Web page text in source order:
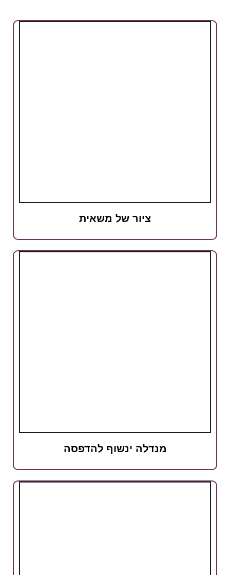
ציור של משאית
מנדלה ינשוף להדפסה